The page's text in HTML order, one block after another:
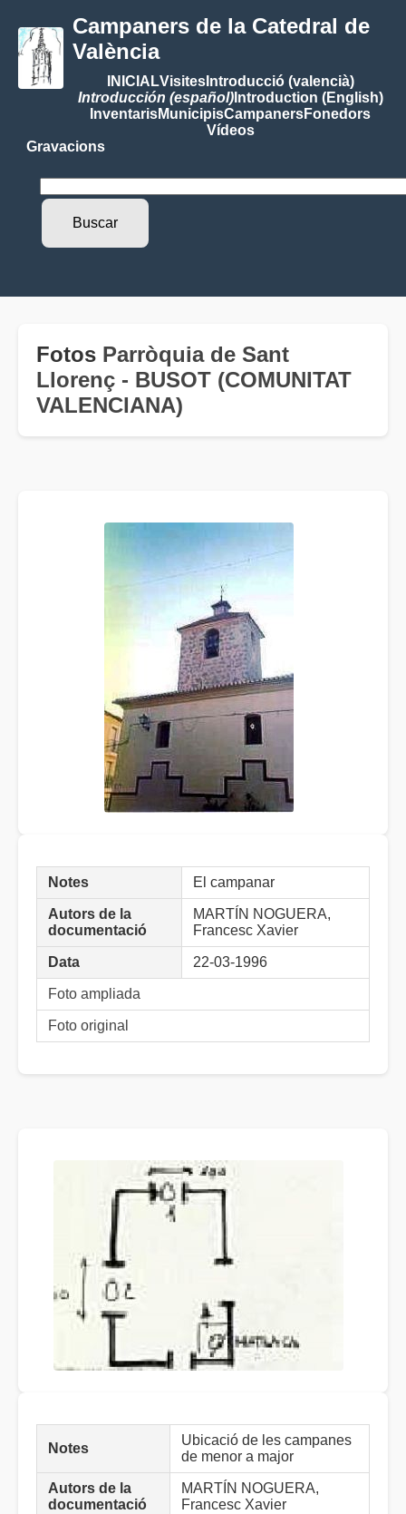
Campaners de la Catedral de
València
INICIALVisitesIntroducció (valencià)
Introducción (español)Introduction (English)
InventarisMunicipisCampanersFonedors
Vídeos
Gravacions
Fotos Parròquia de Sant
Llorenç - BUSOT (COMUNITAT
VALENCIANA)
Notes El campanar
Autors de la
documentació
MARTÍN NOGUERA,
Francesc Xavier
Data 22-03-1996
Foto ampliada
Foto original
Notes
Ubicació de les campanes
de menor a major
Autors de la
documentació
MARTÍN NOGUERA,
Francesc Xavier